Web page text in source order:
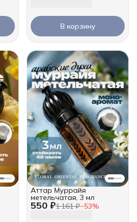
В корзину
550 ₽1 161 ₽−53%
Аттар Муррайя
метельчатая, 3 мл